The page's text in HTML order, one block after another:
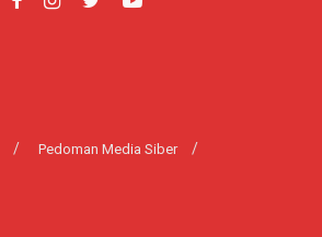
Pedoman Media Siber